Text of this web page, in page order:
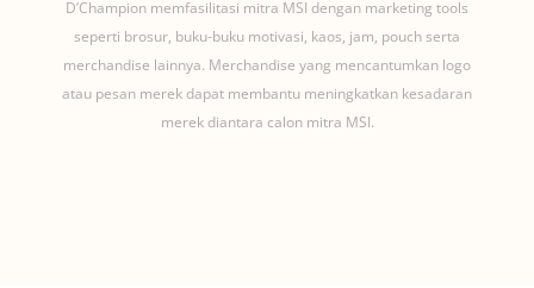
D’Champion memfasilitasi mitra MSI dengan marketing tools
seperti brosur, buku-buku motivasi, kaos, jam, pouch serta
merchandise lainnya. Merchandise yang mencantumkan logo
atau pesan merek dapat membantu meningkatkan kesadaran
merek diantara calon mitra MSI.